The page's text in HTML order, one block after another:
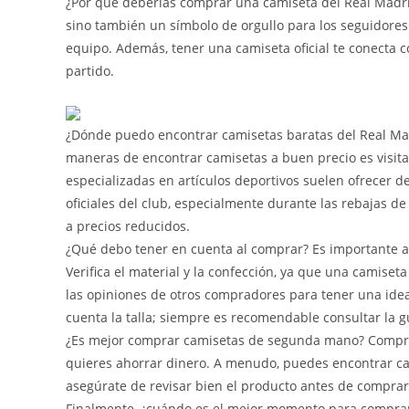
sino también un símbolo de orgullo para los
equipo. Además, tener una camiseta oficial te conecta
partido.
¿Dónde puedo encontrar camisetas baratas del Real
maneras de encontrar camisetas a buen precio es
especializadas en artículos deportivos suelen ofrecer
oficiales del club, especialmente durante las rebajas
a precios reducidos.
¿Qué debo tener en cuenta al comprar? Es
Verifica el material y la confección, ya que una
las opiniones de otros compradores para tener una
cuenta la talla; siempre es recomendable consultar la
¿Es mejor comprar camisetas de segunda mano?
quieres ahorrar dinero. A menudo, puedes encontrar
asegúrate de revisar bien el producto antes de